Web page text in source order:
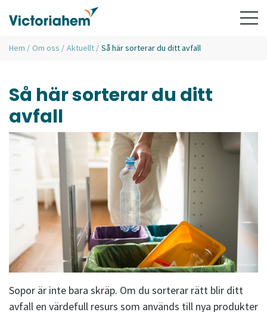
Hem / Om oss / Aktuellt / Så här sorterar du ditt avfall
Så här sorterar du ditt
avfall
Sopor är inte bara skräp. Om du sorterar rätt blir ditt
avfall en värdefull resurs som används till nya produkter